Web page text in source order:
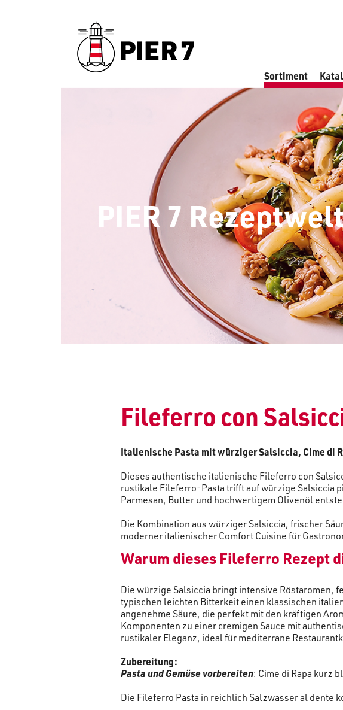
Sortiment
PIER 7
Fileferro con
Italienische Pasta mit würziger Salsiccia, Cime di
Dieses authentische italienische Fileferro con
rustikale Fileferro-Pasta trifft auf würzige Salsiccia
Parmesan, Butter und hochwertigem Olivenöl
Die Kombination aus würziger Salsiccia, frischer
moderner italienischer Comfort Cuisine für
Warum dieses Fileferro Rezept
Die würzige Salsiccia bringt intensive Röstaromen,
typischen leichten Bitterkeit einen klassischen
angenehme Säure, die perfekt mit den kräftigen
Komponenten zu einer cremigen Sauce mit
rustikaler Eleganz, ideal für mediterrane
Zubereitung:
Pasta und Gemüse vorbereiten: Cime di Rapa kurz
Die Fileferro Pasta in reichlich Salzwasser al dente